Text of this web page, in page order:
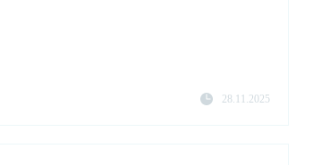
28.11.2025